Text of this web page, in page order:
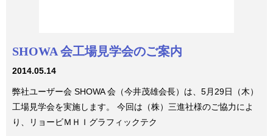
SHOWA 会工場見学会のご案内
2014.05.14
弊社ユーザー会 SHOWA 会（今井茂雄会長）は、5月29日（木）
工場見学会を実施します。 今回は（株）三進社様のご協力によ
り、リョービＭＨＩグラフィックテク